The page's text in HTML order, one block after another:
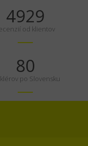
6161
od klientov
100
po Slovensku